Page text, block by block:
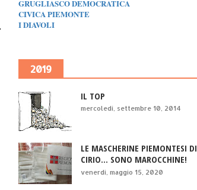
GRUGLIASCO DEMOCRATICA
CIVICA PIEMONTE
I DIAVOLI
2019
IL TOP
mercoledì, settembre 10, 2014
LE MASCHERINE PIEMONTESI DI
CIRIO... SONO MAROCCHINE!
venerdì, maggio 15, 2020